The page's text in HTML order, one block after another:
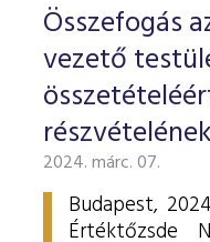
Összefogás
vezető
2024. márc. 07.
Budapest,
Értéktőzsde